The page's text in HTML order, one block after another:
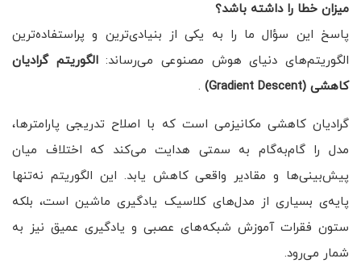
میزان خطا را داشته باشد؟
پاسخ این سؤال ما را به یکی از بنیادی‌ترین و پراستفاده‌ترین
الگوریتم‌های دنیای هوش مصنوعی می‌رساند:الگوریتم گرادیان
کاهشی (Gradient Descent)
.
گرادیان کاهشی مکانیزمی است که با اصلاح تدریجی پارامترها،
مدل را گام‌به‌گام به سمتی هدایت می‌کند که اختلاف میان
پیش‌بینی‌ها و مقادیر واقعی کاهش یابد. این الگوریتم نه‌تنها
پایه‌ی بسیاری از مدل‌های کلاسیک یادگیری ماشین است، بلکه
ستون فقرات آموزش شبکه‌های عصبی و یادگیری عمیق نیز به
شمار می‌رود.